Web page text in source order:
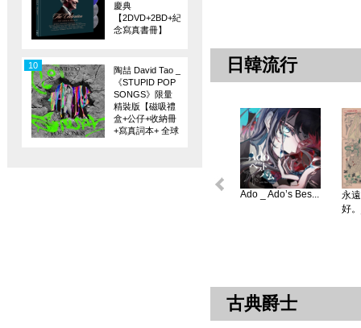
慶典
【2DVD+2BD+紀
念寫真書冊】
陶喆 David Tao _
《STUPID POP
SONGS》限量
精裝版【磁吸禮
盒+公仔+收納冊
+寫真詞本+ 全球
10 日韓流行
Ado _ Ado’s Bes...
永
好
古典爵士